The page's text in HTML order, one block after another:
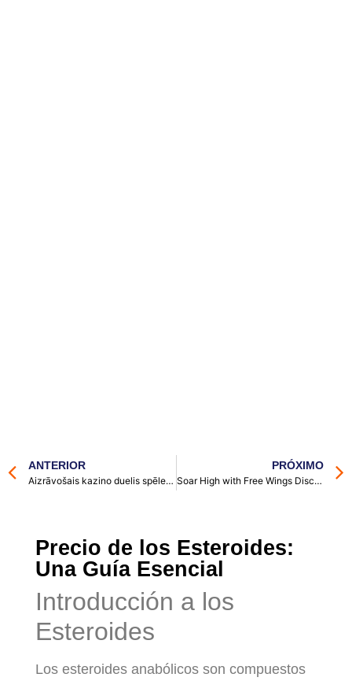
ANTERIOR
Aizrāvošais kazino duelis spēles kārtis, kas maina likteni
PRÓXIMO
Soar High with Free Wings Discover Play Aviator No Deposit Bonus
Precio de los Esteroides:
Una Guía Esencial
Introducción a los
Esteroides
Los esteroides anabólicos son compuestos